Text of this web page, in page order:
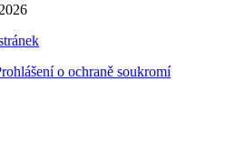
o ochraně soukromí